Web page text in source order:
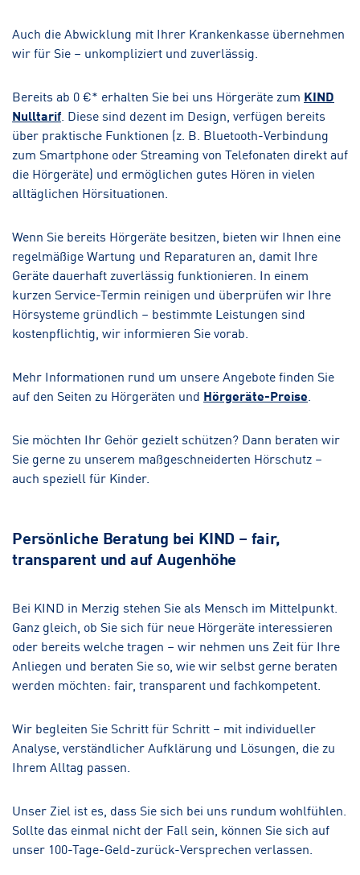
Auch die Abwicklung mit Ihrer Krankenkasse übernehmen
wir für Sie – unkompliziert und zuverlässig.
Bereits ab 0 €* erhalten Sie bei uns Hörgeräte zum KIND
Nulltarif . Diese sind dezent im Design, verfügen bereits
über praktische Funktionen (z. B. Bluetooth-Verbindung
zum Smartphone oder Streaming von Telefonaten direkt auf
die Hörgeräte) und ermöglichen gutes Hören in vielen
alltäglichen Hörsituationen.
Wenn Sie bereits Hörgeräte besitzen, bieten wir Ihnen eine
regelmäßige Wartung und Reparaturen an, damit Ihre
Geräte dauerhaft zuverlässig funktionieren. In einem
kurzen Service-Termin reinigen und überprüfen wir Ihre
Hörsysteme gründlich – bestimmte Leistungen sind
kostenpflichtig, wir informieren Sie vorab.
Mehr Informationen rund um unsere Angebote finden Sie
auf den Seiten zu Hörgeräten und Hörgeräte-Preise
Sie möchten Ihr Gehör gezielt schützen? Dann beraten wir
Sie gerne zu unserem maßgeschneiderten Hörschutz –
auch speziell für Kinder.
Persönliche Beratung bei KIND – fair,
transparent und auf Augenhöhe
Bei KIND in Merzig stehen Sie als Mensch im Mittelpunkt.
Ganz gleich, ob Sie sich für neue Hörgeräte interessieren
oder bereits welche tragen – wir nehmen uns Zeit für Ihre
Anliegen und beraten Sie so, wie wir selbst gerne beraten
werden möchten: fair, transparent und fachkompetent.
Wir begleiten Sie Schritt für Schritt – mit individueller
Analyse, verständlicher Aufklärung und Lösungen, die zu
Ihrem Alltag passen.
Unser Ziel ist es, dass Sie sich bei uns rundum wohlfühlen.
Sollte das einmal nicht der Fall sein, können Sie sich auf
unser 100-Tage-Geld-zurück-Versprechen verlassen.